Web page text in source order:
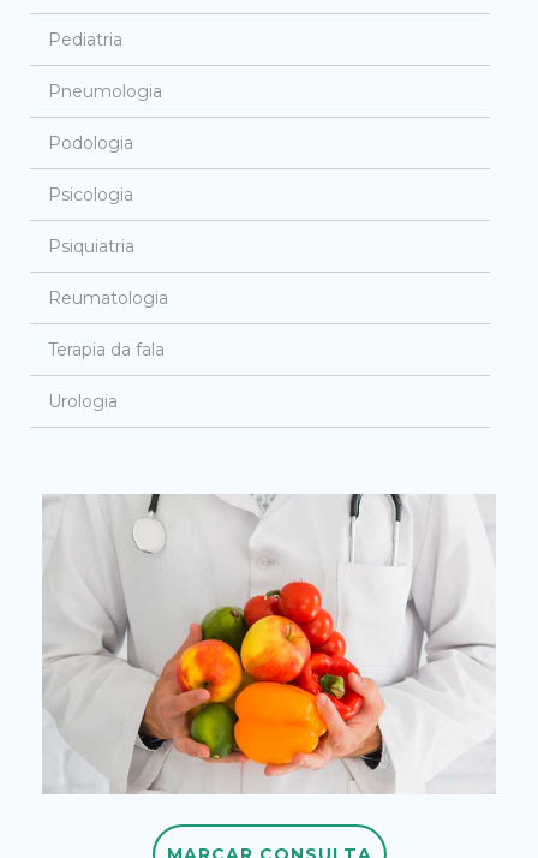
Pediatria
Pneumologia
Podologia
Psicologia
Psiquiatria
Reumatologia
Terapia da fala
Urologia